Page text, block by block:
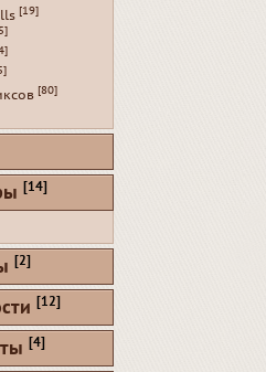
[19]
[80]
[14]
[2]
[12]
[4]